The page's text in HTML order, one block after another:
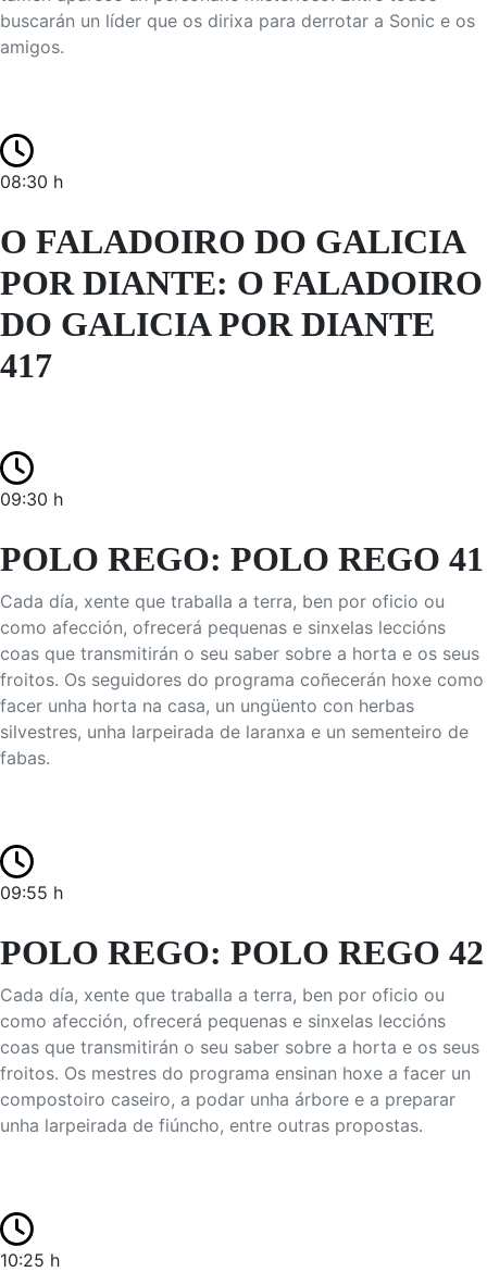
buscarán un líder que os dirixa para derrotar a Sonic e os
amigos.
08:30 h
O FALADOIRO DO GALICIA
POR DIANTE: O FALADOIRO
DO GALICIA POR DIANTE
417
09:30 h
POLO REGO: POLO REGO 41
Cada día, xente que traballa a terra, ben por oficio ou
como afección, ofrecerá pequenas e sinxelas leccións
coas que transmitirán o seu saber sobre a horta e os seus
froitos. Os seguidores do programa coñecerán hoxe como
facer unha horta na casa, un ungüento con herbas
silvestres, unha larpeirada de laranxa e un sementeiro de
fabas.
09:55 h
POLO REGO: POLO REGO 42
Cada día, xente que traballa a terra, ben por oficio ou
como afección, ofrecerá pequenas e sinxelas leccións
coas que transmitirán o seu saber sobre a horta e os seus
froitos. Os mestres do programa ensinan hoxe a facer un
compostoiro caseiro, a podar unha árbore e a preparar
unha larpeirada de fiúncho, entre outras propostas.
10:25 h